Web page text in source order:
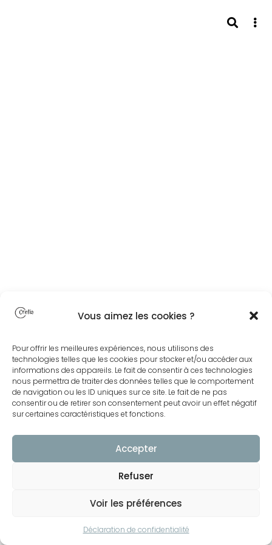
Vous aimez les cookies ?
Pour offrir les meilleures expériences, nous utilisons des
technologies telles que les cookies pour stocker et/ou accéder aux
informations des appareils. Le fait de consentir à ces technologies
nous permettra de traiter des données telles que le comportement
de navigation ou les ID uniques sur ce site. Le fait de ne pas
consentir ou de retirer son consentement peut avoir un effet négatif
sur certaines caractéristiques et fonctions.
Accepter
Refuser
Voir les préférences
Déclaration de confidentialité